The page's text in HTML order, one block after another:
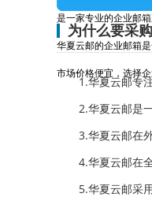
是一家专业的企业邮
华夏云邮的企业邮箱
市场价格便宜，选择
为什么要采
1.华夏云邮专
2.华夏云邮是
3.华夏云邮在
4.华夏云邮在
5.华夏云邮采